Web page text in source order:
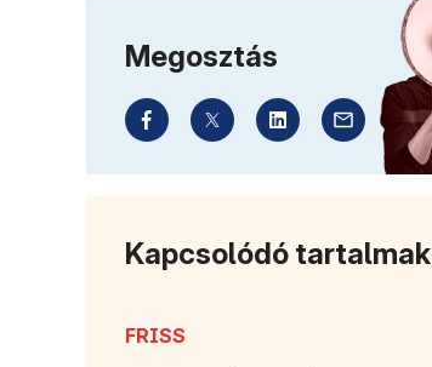
Megosztás
Kapcsolódó tartalmak
FRISS